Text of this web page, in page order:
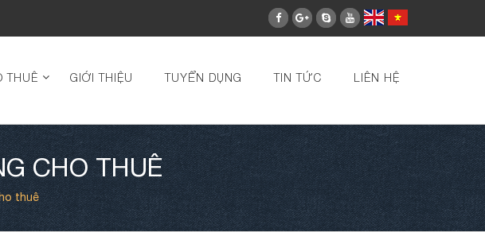
THUÊ GIỚI THIỆU TUYỂN DỤNG TIN TỨC LIÊN HỆ
CHO THUÊ
thuê